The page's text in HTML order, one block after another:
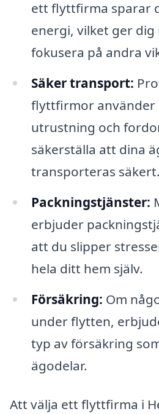
ett flyttfirma sparar
energi, vilket ger
fokusera på andra
Säker transport:
flyttfirmor använder
utrustning och
säkerställa att dina
transporteras säkert.
Packningstjänster:
erbjuder
att du slipper
hela ditt hem själv.
Försäkring: Om
under flytten,
typ av försäkring
ägodelar.
Att välja ett flyttfirma i